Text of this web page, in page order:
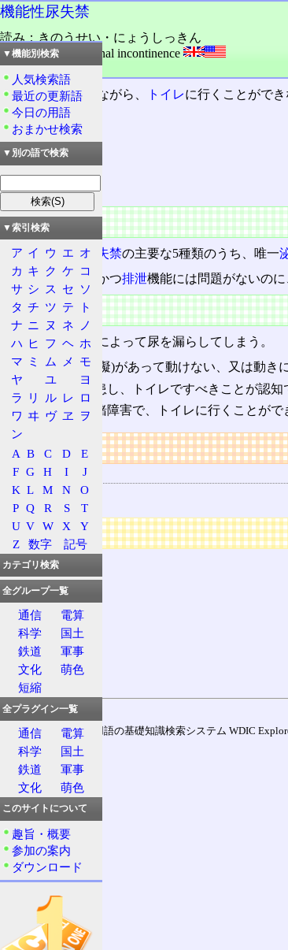
機能性尿失禁
読み：きのうせい・にょうしっきん
外語：FUI: functional incontinence
品詞：名詞
尿意を感じていながら、 トイレに行くことがで
目次
病態
病因
病態
疾病としての尿失禁の主要な5種類のうち、唯一
尿意はあって、かつ排泄機能には問題がないの
病因
次のような原因によって尿を漏らしてしまう。
体に障害(障礙)があって動けない、又は動き
に罹患し、トイレですべきことが認知
重い鬱や情緒障害で、トイレに行くことがで
リンク
用語の所属
尿失禁
広告
通信用語の基礎知識検索システム WDIC
▼機能別検索
人気検索語
最近の更新語
今日の用語
おまかせ検索
▼別の語で検索
▼索引検索
ア イ ウ エ オ
カ キ ク ケ コ
サ シ ス セ ソ
タ チ ツ テ
ト
ナ ニ ヌ ネ
ノ
ハ ヒ フ ヘ ホ
マ ミ ム メ
モ
ヤ
ユ
ヨ
ラ
リ ル レ ロ
ワ ヰ ヴ ヱ
ヲ
ン
A B C D
E
F G H I
J
K L M N
O
P Q R S
T
U V W X
Y
Z
数字 記号
カテゴリ検索
全グループ一覧
通信
電算
科学
国土
鉄道
軍事
文化
萌色
短縮
全プラグイン一覧
通信
電算
科学
国土
鉄道
軍事
文化
萌色
このサイトについて
趣旨・概要
参加の案内
ダウンロード